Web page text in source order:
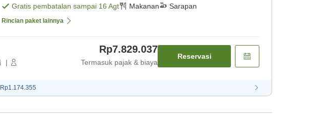
Gratis pembatalan sampai 16 Agt Makanan Sarapan
Rincian paket lainnya
|
Rp7.829.037
Termasuk pajak & biaya
Reservasi
Rp1.174.355